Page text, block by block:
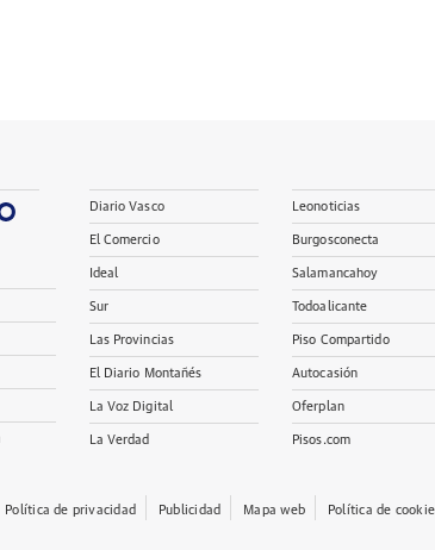
Diario Vasco
El Comercio
Ideal
Sur
Las Provincias
El Diario Montañés
La Voz Digital
La Verdad
Leonoticias
Burgosconecta
Salamancahoy
Todoalicante
Piso Compartido
Autocasión
Oferplan
Pisos.com
Política de privacidad Publicidad Mapa web Política de